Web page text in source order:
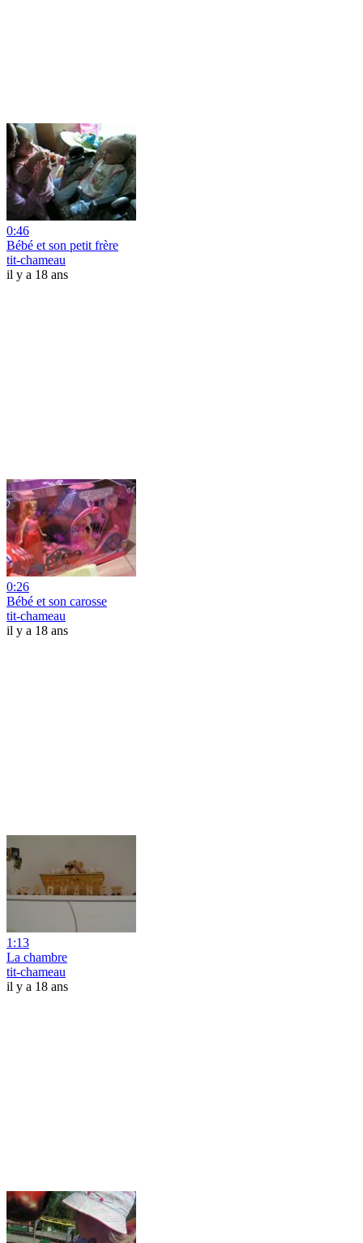
0:46
Bébé et son petit frère
tit-chameau
il y a 18 ans
0:26
Bébé et son carosse
tit-chameau
il y a 18 ans
1:13
La chambre
tit-chameau
il y a 18 ans